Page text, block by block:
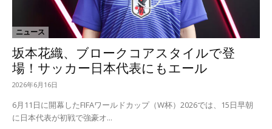
ニュース
坂本花織、ブロークコアスタイルで登
場！サッカー日本代表にもエール
2026年6月16日
6月11日に開幕したFIFAワールドカップ（W杯）2026では、15日早朝
に日本代表が初戦で強豪オ...